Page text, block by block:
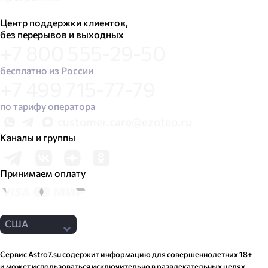
Центр поддержки клиентов,
без перерывов и выходных
бесплатно из России
по тарифу оператора
Каналы и группы
Принимаем оплату
США
Сервис Astro7​.su содержит информацию для совершеннолетних 18+
и может использоваться исключительно в развлекательных целях.